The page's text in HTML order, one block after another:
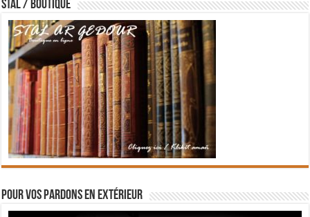
STAL / BOUTIQUE
Pour vos pardons en extérieur